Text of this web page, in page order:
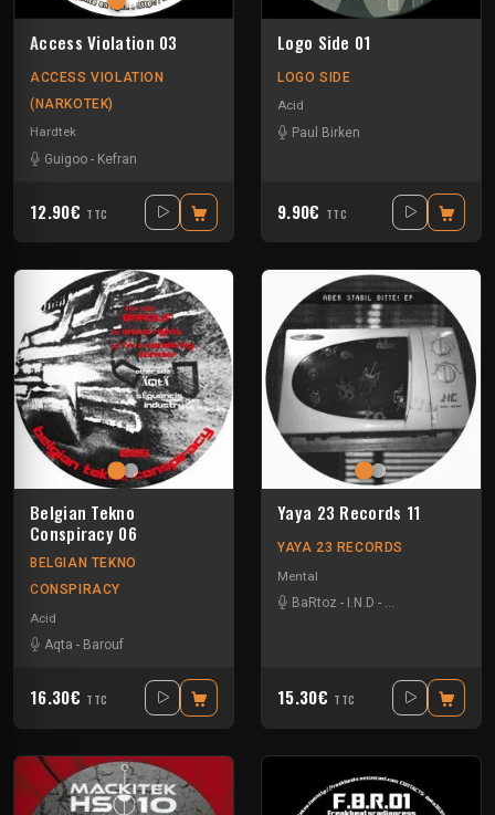
Access Violation 03
ACCESS VIOLATION
(NARKOTEK)
Hardtek
Guigoo - Kefran
12.90€ TTC
Logo Side 01
LOGO SIDE
Acid
Paul Birken
9.90€ TTC
Belgian Tekno
Conspiracy 06
BELGIAN TEKNO
CONSPIRACY
Acid
Aqta - Barouf
16.30€ TTC
Yaya 23 Records 11
YAYA 23 RECORDS
Mental
BaRtoz - I.N.D - Time Scale
15.30€ TTC